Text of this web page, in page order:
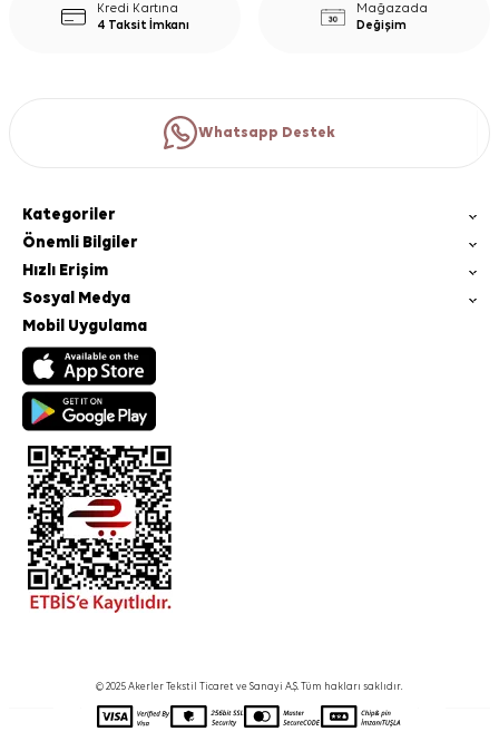
Kredi Kartına
4 Taksit İmkanı
Mağazada
Değişim
Whatsapp Destek
Kategoriler
Önemli Bilgiler
Hızlı Erişim
Sosyal Medya
Mobil Uygulama
© 2025 Akerler Tekstil Ticaret ve Sanayi A.Ş. Tüm hakları saklıdır.